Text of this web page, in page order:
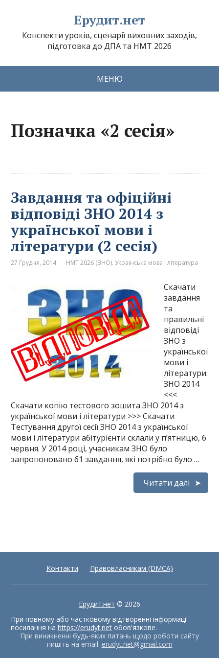
Ерудит.нет
Конспекти уроків, сценарії виховних заходів,
підготовка до ДПА та НМТ 2026
МЕНЮ
Позначка «2 сесія»
Завдання та офіційні
відповіді ЗНО 2014 з
української мови і
літератури (2 сесія)
27 Грудня, 2014 НМТ 2026 (ЗНО). Українська мова і література
Скачати
завдання
та
правильні
відповіді
ЗНО з
української
мови і
літератури.
ЗНО 2014
<<<
Скачати копію тестового зошита ЗНО 2014 з
української мови і літератури >>> Скачати
Тестування другої сесії ЗНО 2014 з української
мови і літератури абітурієнти склали у п’ятницю, 6
червня. У 2014 році, учасникам ЗНО було
запропоновано 61 завдання, які потрібно було …
Читати далі
Контакти Правовласникам (DMCA)
Ерудит.нет © 2026
При повному або частковому відтворенні інформації
посилання наhttps://erudyt.net обов'язкове.
При виникненні будь-яких питань щодо роботи сайту
пишіть на email: erudyt.net@gmail.com